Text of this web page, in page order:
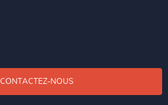
CONTACTEZ-NOUS